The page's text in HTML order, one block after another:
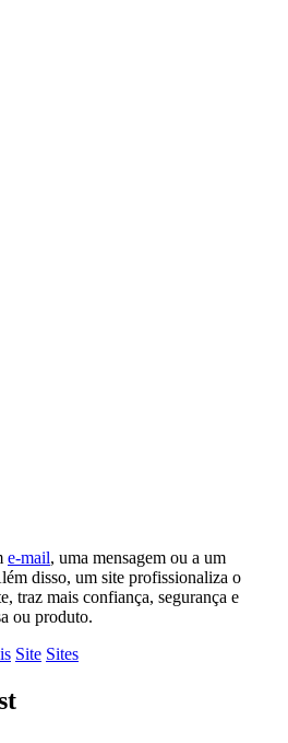
e-mail, uma mensagem ou a um
disso, um site profissionaliza o
traz mais confiança, segurança e
ou produto.
Site Sites